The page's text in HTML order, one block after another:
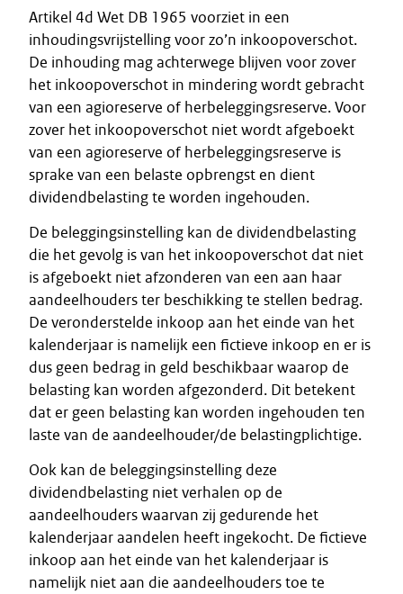
Artikel 4d Wet DB 1965 voorziet in een
inhoudingsvrijstelling voor zo’n inkoopoverschot.
De inhouding mag achterwege blijven voor zover
het inkoopoverschot in mindering wordt gebracht
van een agioreserve of herbeleggingsreserve. Voor
zover het inkoopoverschot niet wordt afgeboekt
van een agioreserve of herbeleggingsreserve is
sprake van een belaste opbrengst en dient
dividendbelasting te worden ingehouden.
De beleggingsinstelling kan de dividendbelasting
die het gevolg is van het inkoopoverschot dat niet
is afgeboekt niet afzonderen van een aan haar
aandeelhouders ter beschikking te stellen bedrag.
De veronderstelde inkoop aan het einde van het
kalenderjaar is namelijk een fictieve inkoop en er is
dus geen bedrag in geld beschikbaar waarop de
belasting kan worden afgezonderd. Dit betekent
dat er geen belasting kan worden ingehouden ten
laste van de aandeelhouder/de belastingplichtige.
Ook kan de beleggingsinstelling deze
dividendbelasting niet verhalen op de
aandeelhouders waarvan zij gedurende het
kalenderjaar aandelen heeft ingekocht. De fictieve
inkoop aan het einde van het kalenderjaar is
namelijk niet aan die aandeelhouders toe te